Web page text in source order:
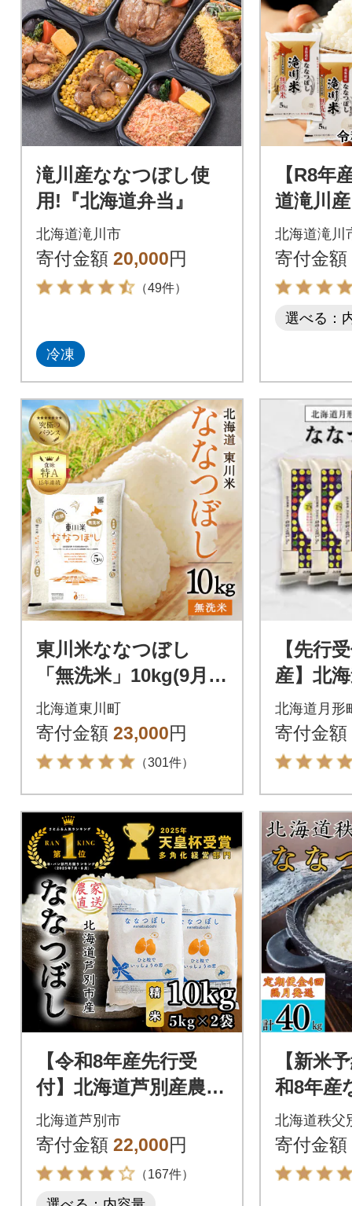
滝川産ななつぼし使
用!『北海道弁当』
北海道滝川市
寄付金額 20,000円
（49件）
冷凍
【R8年
道滝川
無洗米
スター
北海道滝川
寄付金額
選べる：
東川米ななつぼし
「無洗米」10kg(9月末
発送)【21001007-r7】
北海道東川町
寄付金額 23,000円
（301件）
【先行
産】北
なつぼ
得 新米
北海道月形
寄付金額
【令和8年産先行受
付】北海道芦別産農家
直送ななつぼし 10k
g(5kg×2袋)
北海道芦別市
寄付金額 22,000円
（167件）
【新米
和8年産
期便
回)【
北海道秩父
寄付金額